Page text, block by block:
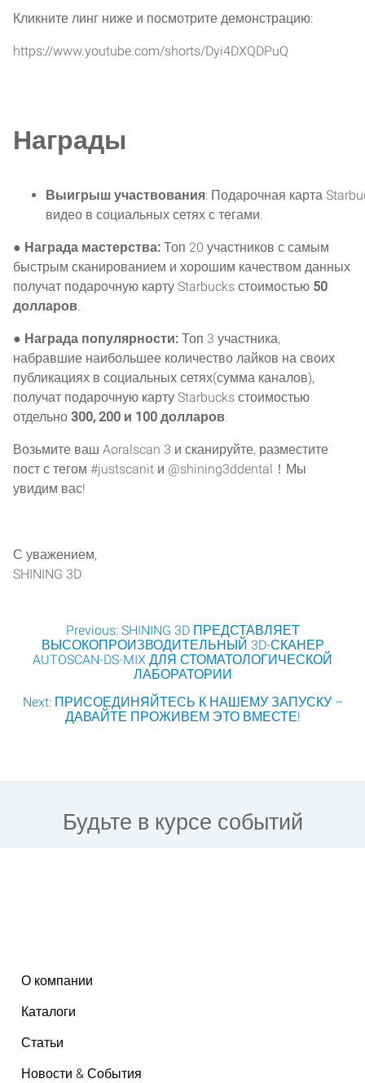
О компании
Каталоги
Статьи
Новости & События
Кликните линг ниже и посмотрите демонстрацию:
https://www.youtube.com/shorts/Dyi4DXQDPuQ
Награды
Выигрыш участвования: Подарочная карта
видео в социальных сетях с тегами.
● Награда мастерства: Топ 20 участников с самым
быстрым сканированием и хорошим качеством данных
получат подарочную карту Starbucks стоимостью 50
долларов
● Награда популярности: Топ 3 участника,
набравшие наибольшее количество лайков на своих
публикациях в социальных сетях(сумма каналов),
получат подарочную карту Starbucks стоимостью
отдельно 300, 200 и 100 долларов
Возьмите ваш Aoralscan 3 и сканируйте, разместите
пост с тегом #justscanit и @shining3ddental！Мы
увидим вас!
С уважением,
SHINING 3D
Post
navigation
Previous: SHINING 3D ПРЕДСТАВЛЯЕТ
ВЫСОКОПРОИЗВОДИТЕЛЬНЫЙ 3D-СКАНЕР
AUTOSCAN-DS-MIX ДЛЯ СТОМАТОЛОГИЧЕСКОЙ
ЛАБОРАТОРИИ
Next: ПРИСОЕДИНЯЙТЕСЬ К НАШЕМУ ЗАПУСКУ –
ДАВАЙТЕ ПРОЖИВЕМ ЭТО ВМЕСТЕ!
Будьте в курсе событий